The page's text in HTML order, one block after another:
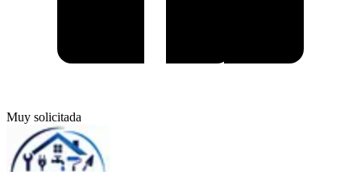
Muy solicitada